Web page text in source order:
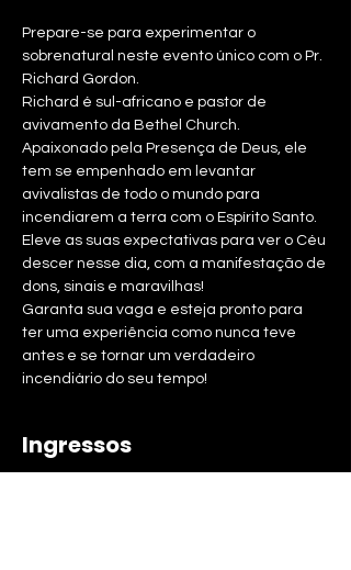
Prepare-se para experimentar o
sobrenatural neste evento único com o Pr.
Richard Gordon.
Richard é sul-africano e pastor de
avivamento da Bethel Church.
Apaixonado pela Presença de Deus, ele
tem se empenhado em levantar
avivalistas de todo o mundo para
incendiarem a terra com o Espírito Santo.
Eleve as suas expectativas para ver o Céu
descer nesse dia, com a manifestação de
dons, sinais e maravilhas!
Garanta sua vaga e esteja pronto para
ter uma experiência como nunca teve
antes e se tornar um verdadeiro
incendiário do seu tempo!
Ingressos